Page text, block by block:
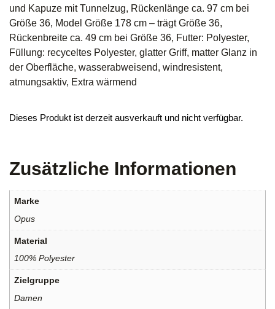
und Kapuze mit Tunnelzug, Rückenlänge ca. 97 cm bei
Größe 36, Model Größe 178 cm – trägt Größe 36,
Rückenbreite ca. 49 cm bei Größe 36, Futter: Polyester,
Füllung: recyceltes Polyester, glatter Griff, matter Glanz in
der Oberfläche, wasserabweisend, windresistent,
atmungsaktiv, Extra wärmend
Dieses Produkt ist derzeit ausverkauft und nicht verfügbar.
Zusätzliche Informationen
Marke
Opus
Material
100% Polyester
Zielgruppe
Damen